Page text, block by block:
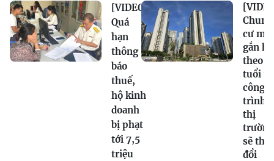
[VIDEO]
Quá
hạn
thông
báo
thuế,
hộ kinh
doanh
bị phạt
tới 7,5
triệu
Chung
cư mới
gắn
theo
tuổi
công
trình,
thị
trường
sẽ
đổi